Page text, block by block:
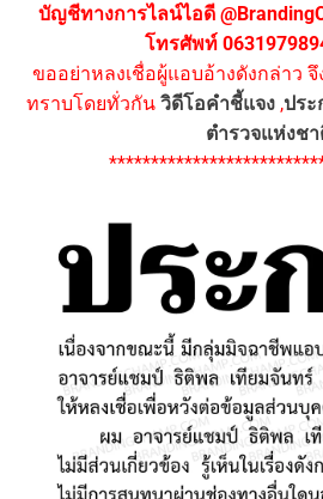
บัญชีทางการไลน์ไอดี
โทรศัพท์
ขออย่าหลงเชื่อผู้แอบอ้างดังกล่าว
ทราบโดยทั่วกัน วิดีโอคำชี้แจง ,ประ
ตำรวจแห่งช